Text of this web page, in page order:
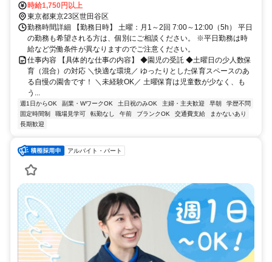
時給1,750円以上
東京都東京23区世田谷区
勤務時間詳細 【勤務日時】 土曜：月1～2回 7:00～12:00（5h） 平日
の勤務も希望される方は、個別にご相談ください。 ※平日勤務は時
給など労働条件が異なりますのでご注意ください。
仕事内容 【具体的な仕事の内容】 ◆園児の受託 ◆土曜日の少人数保
育（混合）の対応 ＼快適な環境／ ゆったりとした保育スペースのあ
る自慢の園舎です！ ＼未経験OK／ 土曜保育は児童数が少なく、も
う...
週1日からOK 副業・WワークOK 土日祝のみOK 主婦・主夫歓迎 早朝
学歴不問
固定時間制
職場見学可 転勤なし 午前 ブランクOK 交通費支給
まかないあり
長期歓迎
アルバイト・パート